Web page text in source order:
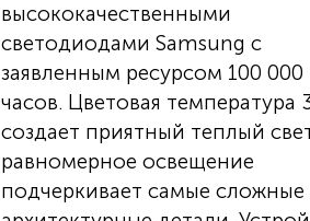
высококачественными
светодиодами Samsung с
заявленным ресурсом 100 000
часов. Цветовая температура
создает приятный теплый
равномерное освещение
подчеркивает самые сложные